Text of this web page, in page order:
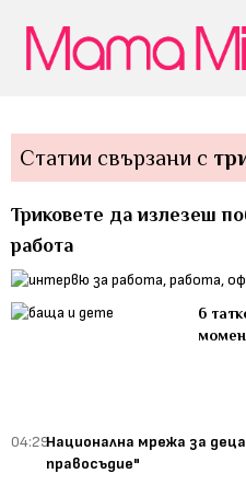
Статии свързани с
Триковете да излезеш
работа
6
04:29Национална мрежа за
правосъдие"